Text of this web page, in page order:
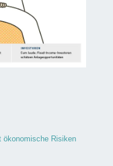
ökonomische Risiken